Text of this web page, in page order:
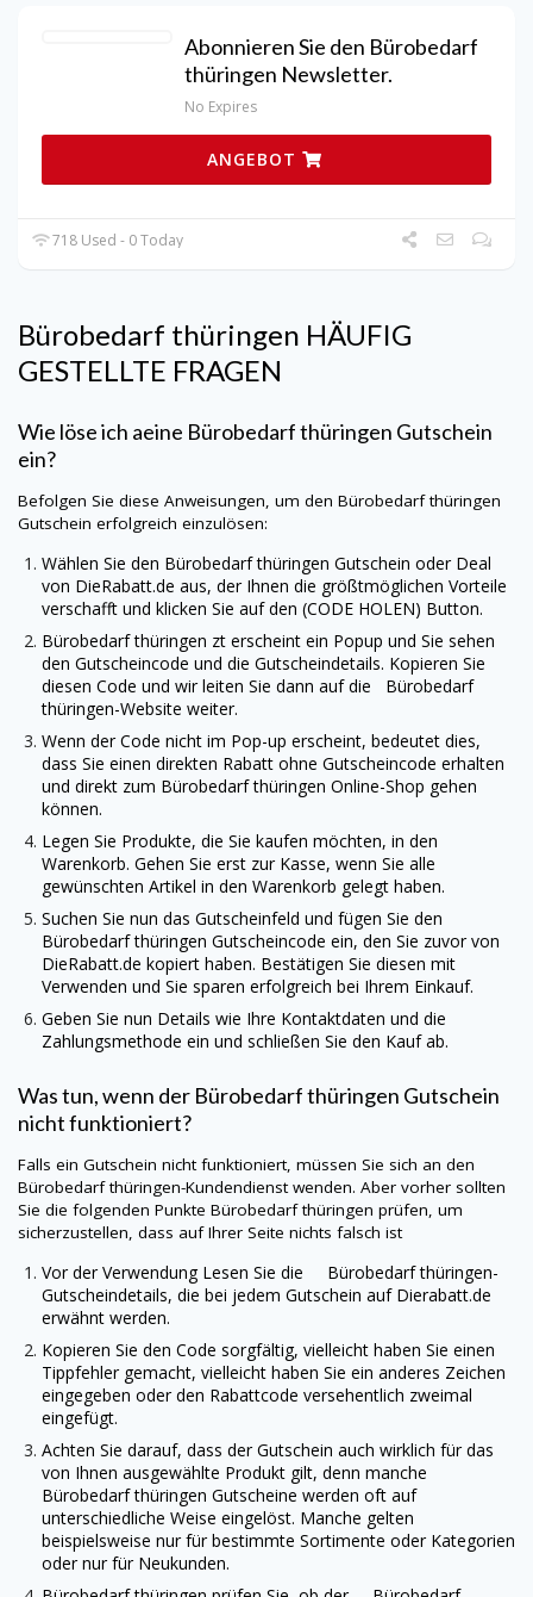
Abonnieren Sie den Bürobedarf
thüringen Newsletter.
No Expires
ANGEBOT
718 Used - 0 Today
Bürobedarf thüringen HÄUFIG
GESTELLTE FRAGEN
Wie löse ich aeine Bürobedarf thüringen Gutschein
ein?
Befolgen Sie diese Anweisungen, um den Bürobedarf thüringen
Gutschein erfolgreich einzulösen:
Wählen Sie den Bürobedarf thüringen Gutschein oder Deal
von DieRabatt.de aus, der Ihnen die größtmöglichen Vorteile
verschafft und klicken Sie auf den (CODE HOLEN) Button.
Bürobedarf thüringen zt erscheint ein Popup und Sie sehen
den Gutscheincode und die Gutscheindetails. Kopieren Sie
diesen Code und wir leiten Sie dann auf die Bürobedarf
thüringen-Website weiter.
Wenn der Code nicht im Pop-up erscheint, bedeutet dies,
dass Sie einen direkten Rabatt ohne Gutscheincode erhalten
und direkt zum Bürobedarf thüringen Online-Shop gehen
können.
Legen Sie Produkte, die Sie kaufen möchten, in den
Warenkorb. Gehen Sie erst zur Kasse, wenn Sie alle
gewünschten Artikel in den Warenkorb gelegt haben.
Suchen Sie nun das Gutscheinfeld und fügen Sie den
Bürobedarf thüringen Gutscheincode ein, den Sie zuvor von
DieRabatt.de kopiert haben. Bestätigen Sie diesen mit
Verwenden und Sie sparen erfolgreich bei Ihrem Einkauf.
Geben Sie nun Details wie Ihre Kontaktdaten und die
Zahlungsmethode ein und schließen Sie den Kauf ab.
Was tun, wenn der Bürobedarf thüringen Gutschein
nicht funktioniert?
Falls ein Gutschein nicht funktioniert, müssen Sie sich an den
Bürobedarf thüringen-Kundendienst wenden. Aber vorher sollten
Sie die folgenden Punkte Bürobedarf thüringen prüfen, um
sicherzustellen, dass auf Ihrer Seite nichts falsch ist
Vor der Verwendung Lesen Sie die Bürobedarf thüringen-
Gutscheindetails, die bei jedem Gutschein aufDierabatt.de
erwähnt werden.
Kopieren Sie den Code sorgfältig, vielleicht haben Sie einen
Tippfehler gemacht, vielleicht haben Sie ein anderes Zeichen
eingegeben oder den Rabattcode versehentlich zweimal
eingefügt.
Achten Sie darauf, dass der Gutschein auch wirklich für das
von Ihnen ausgewählte Produkt gilt, denn manche
Bürobedarf thüringen Gutscheine werden oft auf
unterschiedliche Weise eingelöst. Manche gelten
beispielsweise nur für bestimmte Sortimente oder Kategorien
oder nur für Neukunden.